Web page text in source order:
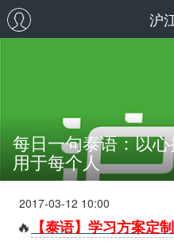
沪
每日一句泰语：以
用于每个人
2017-03-12 10:00
🔥 【泰语】学习方案定